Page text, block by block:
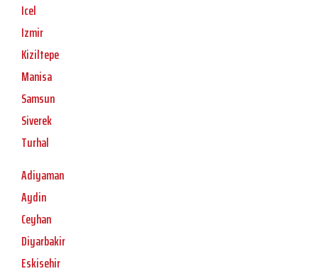
Icel
Izmir
Kiziltepe
Manisa
Samsun
Siverek
Turhal
Adiyaman
Aydin
Ceyhan
Diyarbakir
Eskisehir